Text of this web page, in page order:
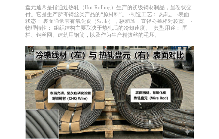
盘元通常是指通过热轧（Hot Rolling）生产的初级钢材制品，呈卷状交
付。它是生产所有钢丝类产品的“原材料”。 ·制造工艺： 热轧。 ·表面
状态： 表面通常带有氧化皮（Scale），较粗糙，直径公差相对较宽。 ·
物理特性： 组织结构主要取决于热轧后的冷却速度。 ·典型用途： 围
栏、钢丝网、建筑用钢筋，以及作为生产精拔丝的毛坯。